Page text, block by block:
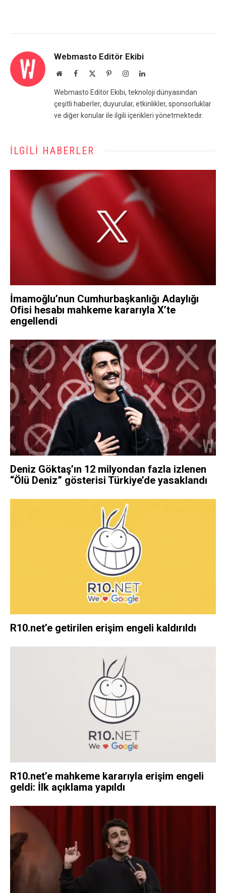
Webmasto Editör Ekibi
WebsiteFacebook PinterestInstagramLinkedIn
Webmasto Editör Ekibi, teknoloji dünyasından
çeşitli haberler, duyurular, etkinlikler, sponsorluklar
ve diğer konular ile ilgili içerikleri yönetmektedir.
İLGILI HABERLER
İmamoğlu’nun Cumhurbaşkanlığı Adaylığı
Ofisi hesabı mahkeme kararıyla X’te
engellendi
Deniz Göktaş’ın 12 milyondan fazla izlenen
“Ölü Deniz” gösterisi Türkiye’de yasaklandı
R10.net’e getirilen erişim engeli kaldırıldı
R10.net’e mahkeme kararıyla erişim engeli
geldi: İlk açıklama yapıldı